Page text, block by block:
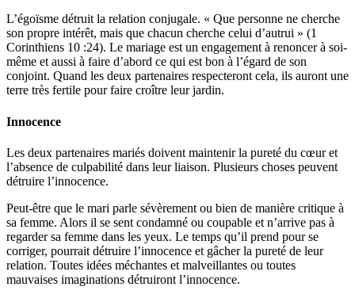
L’égoïsme détruit la relation conjugale. « Que personne ne cherche
son propre intérêt, mais que chacun cherche celui d’autrui » (1
Corinthiens 10 :24). Le mariage est un engagement à renoncer à soi-
même et aussi à faire d’abord ce qui est bon à l’égard de son
conjoint. Quand les deux partenaires respecteront cela, ils auront une
terre très fertile pour faire croître leur jardin.
Innocence
Les deux partenaires mariés doivent maintenir la pureté du cœur et
l’absence de culpabilité dans leur liaison. Plusieurs choses peuvent
détruire l’innocence.
Peut-être que le mari parle sévèrement ou bien de manière critique à
sa femme. Alors il se sent condamné ou coupable et n’arrive pas à
regarder sa femme dans les yeux. Le temps qu’il prend pour se
corriger, pourrait détruire l’innocence et gâcher la pureté de leur
relation. Toutes idées méchantes et malveillantes ou toutes
mauvaises imaginations détruiront l’innocence.